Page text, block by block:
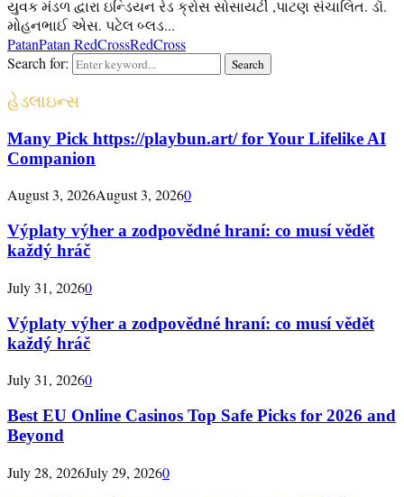
યુવક મંડળ દ્વારા ઇન્ડિયન રેડ ક્રોસ સોસાયટી ,પાટણ સંચાલિત. ડૉ.
મોહનભાઈ એસ. પટેલ બ્લડ...
PatanPatan RedCrossRedCross
Search for:
Search
હેડલાઇન્સ
Many Pick https://playbun.art/ for Your Lifelike AI
Companion
August 3, 2026August 3, 20260
Výplaty výher a zodpovědné hraní: co musí vědět
každý hráč
July 31, 20260
Výplaty výher a zodpovědné hraní: co musí vědět
každý hráč
July 31, 20260
Best EU Online Casinos Top Safe Picks for 2026 and
Beyond
July 28, 2026July 29, 20260